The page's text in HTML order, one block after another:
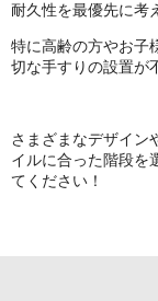
耐久性を最優先に考
特に高齢の方やお子
切な手すりの設置が
さまざまなデザイン
イルに合った階段を
てください！